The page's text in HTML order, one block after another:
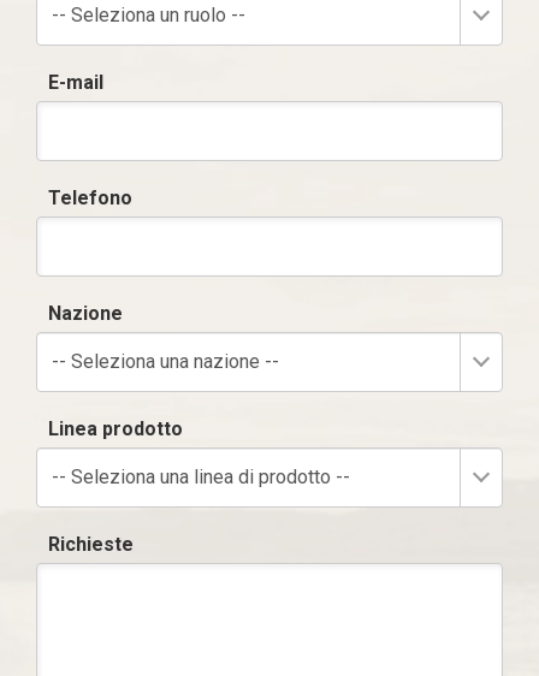
-- Seleziona un ruolo --
E-mail
Telefono
Nazione
-- Seleziona una nazione --
Linea prodotto
-- Seleziona una linea di prodotto --
Richieste